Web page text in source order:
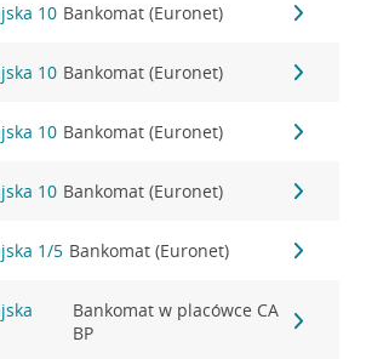
10 Bankomat (Euronet)
10 Bankomat (Euronet)
10 Bankomat (Euronet)
10 Bankomat (Euronet)
1/5 Bankomat (Euronet)
Bankomat w placówce CA
BP